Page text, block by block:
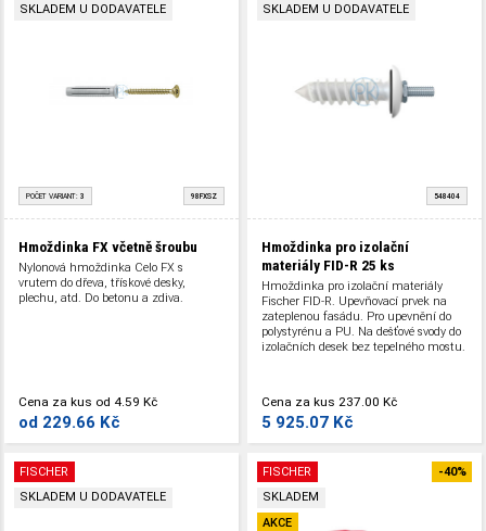
SKLADEM U DODAVATELE
POČET VARIANT: 3 98FXSZ
Hmoždinka FX včetně šroubu
Nylonová hmoždinka Celo FX s
vrutem do dřeva, třískové desky,
plechu, atd. Do betonu a zdiva.
Cena za kus od 4.59 Kč
od 229.66 Kč
SKLADEM U DODAVATELE
548404
Hmoždinka pro izolační
materiály FID-R 25 ks
Hmoždinka pro izolační materiály
Fischer FID-R. Upevňovací prvek na
zateplenou fasádu. Pro upevnění do
polystyrénu a PU. Na dešťové svody do
izolačních desek bez tepelného mostu.
Cena za kus 237.00 Kč
5 925.07 Kč
FISCHER
SKLADEM U DODAVATELE
FISCHER
SKLADEM
AKCE
-40%